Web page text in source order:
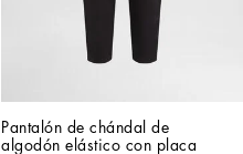
Pantalón de chándal de
algodón elástico con placa